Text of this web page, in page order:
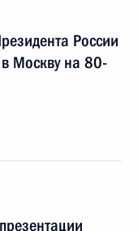
России
Москву на 80-